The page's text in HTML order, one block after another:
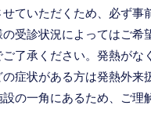
ていただくため、必ず事
受診状況によってはご希
了承ください。発熱がな
症状がある方は発熱外来
の一角にあるため、ご理